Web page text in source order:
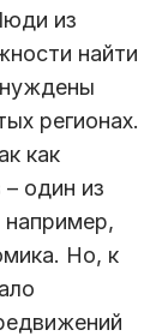
из
найти
регионах.
как
один из
например,
Но, к